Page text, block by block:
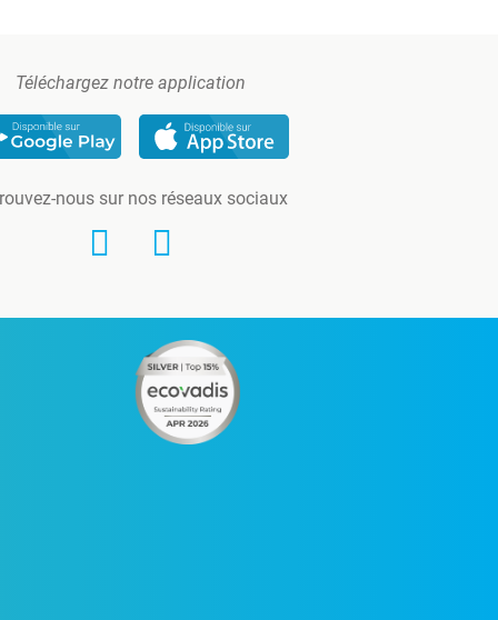
Téléchargez notre application
nous sur nos réseaux sociaux